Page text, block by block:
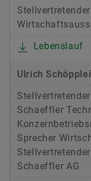
Lebenslauf
Ulrich
Schaeffler
Sprecher
Schaeffler AG